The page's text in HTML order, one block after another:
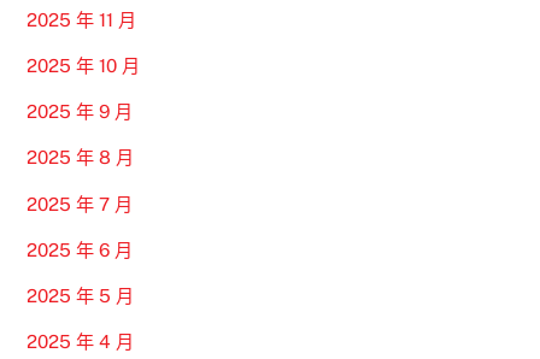
2025 年 11 月
2025 年 10 月
2025 年 9 月
2025 年 8 月
2025 年 7 月
2025 年 6 月
2025 年 5 月
2025 年 4 月